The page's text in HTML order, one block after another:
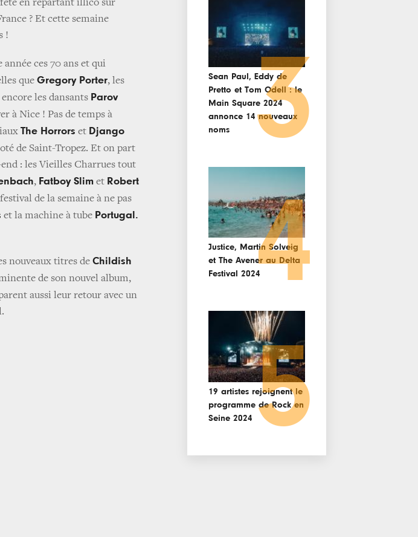
en repartant illico sur
? Et cette semaine
!
ces 70 ans et qui
que Gregory Porter, les
encore les dansants Parov
à Nice ! Pas de temps à
The Horrors et Django
de Saint-Tropez. Et on part
: les Vieilles Charrues tout
, Fatboy Slim et Robert
de la semaine à ne pas
et la machine à tube Portugal.
nouveaux titres de Childish
de son nouvel album,
aussi leur retour avec un
Sean Paul, Eddy de
Pretto et Tom Odell : le
Main Square 2024
annonce 14 nouveaux
noms
3
Justice, Martin Solveig
et The Avener au Delta
Festival 20244
19 artistes rejoignent le
programme de Rock en
Seine 2024 5